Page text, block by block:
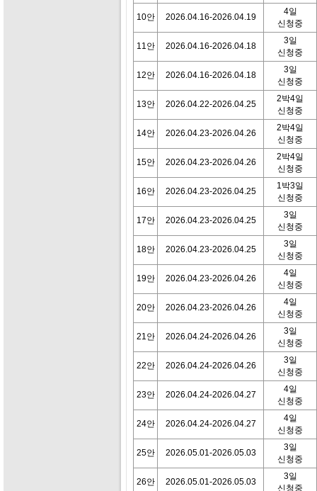
10안 2026.04.16-2026.04.19
4일
신청중
11안 2026.04.16-2026.04.18
3일
신청중
12안 2026.04.16-2026.04.18
3일
신청중
13안 2026.04.22-2026.04.25
2박4일
신청중
14안 2026.04.23-2026.04.26
2박4일
신청중
15안 2026.04.23-2026.04.26
2박4일
신청중
16안 2026.04.23-2026.04.25
1박3일
신청중
17안 2026.04.23-2026.04.25
3일
신청중
18안 2026.04.23-2026.04.25
3일
신청중
19안 2026.04.23-2026.04.26
4일
신청중
20안 2026.04.23-2026.04.26
4일
신청중
21안 2026.04.24-2026.04.26
3일
신청중
22안 2026.04.24-2026.04.26
3일
신청중
23안 2026.04.24-2026.04.27
4일
신청중
24안 2026.04.24-2026.04.27
4일
신청중
25안 2026.05.01-2026.05.03
3일
신청중
26안 2026.05.01-2026.05.03
3일
신청중